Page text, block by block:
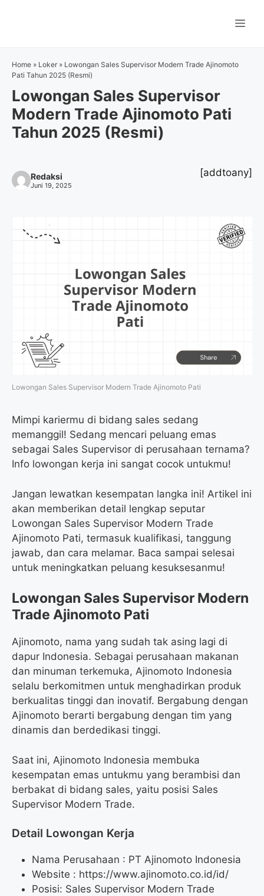
Home » Loker » Lowongan Sales Supervisor Modern Trade Ajinomoto
Pati Tahun 2025 (Resmi)
Lowongan Sales Supervisor
Modern Trade Ajinomoto Pati
Tahun 2025 (Resmi)
Redaksi
Juni 19, 2025
[addtoany]
Lowongan Sales Supervisor Modern Trade Ajinomoto Pati
Mimpi kariermu di bidang sales sedang
memanggil! Sedang mencari peluang emas
sebagai Sales Supervisor di perusahaan ternama?
Info lowongan kerja ini sangat cocok untukmu!
Jangan lewatkan kesempatan langka ini! Artikel ini
akan memberikan detail lengkap seputar
Lowongan Sales Supervisor Modern Trade
Ajinomoto Pati, termasuk kualifikasi, tanggung
jawab, dan cara melamar. Baca sampai selesai
untuk meningkatkan peluang kesuksesanmu!
Lowongan Sales Supervisor Modern
Trade Ajinomoto Pati
Ajinomoto, nama yang sudah tak asing lagi di
dapur Indonesia. Sebagai perusahaan makanan
dan minuman terkemuka, Ajinomoto Indonesia
selalu berkomitmen untuk menghadirkan produk
berkualitas tinggi dan inovatif. Bergabung dengan
Ajinomoto berarti bergabung dengan tim yang
dinamis dan berdedikasi tinggi.
Saat ini, Ajinomoto Indonesia membuka
kesempatan emas untukmu yang berambisi dan
berbakat di bidang sales, yaitu posisi Sales
Supervisor Modern Trade.
Detail Lowongan Kerja
Nama Perusahaan : PT Ajinomoto Indonesia
Website : https://www.ajinomoto.co.id/id/
Posisi: Sales Supervisor Modern Trade